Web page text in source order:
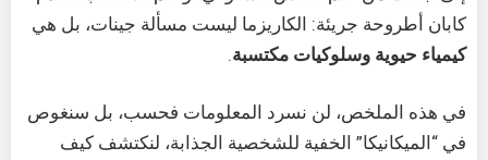
كابان أطروحة جريئة: الكاريزما ليست مسألة جينات، بل هي
كيمياء حيوية وسلوكيات مكتسبة.
في هذه الملخص، لن نسرد المعلومات فحسب، بل سنغوص
في “الميكانيكا” الخفية للشخصية الجذابة، لنكتشف كيف